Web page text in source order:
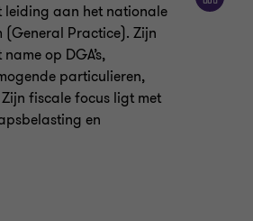
leiding aan het nationale
Practice). Zijn
op DGA’s,
particulieren,
fiscale focus ligt met
en